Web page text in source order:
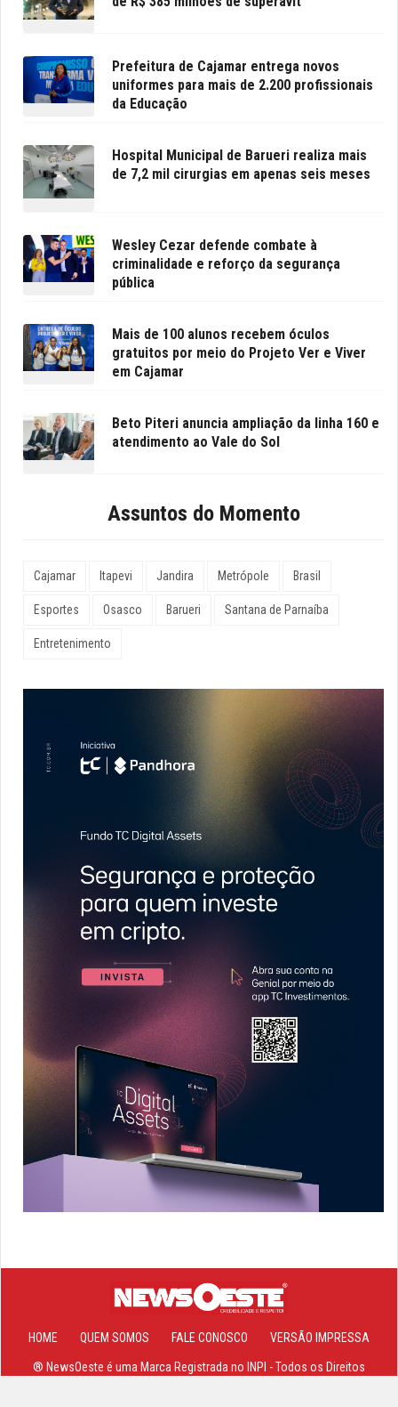
Prefeitura de Cajamar entrega novos
uniformes para mais de 2.200 profissionais
da Educação
Hospital Municipal de Barueri realiza mais
de 7,2 mil cirurgias em apenas seis meses
Wesley Cezar defende combate à
criminalidade e reforço da segurança
pública
Mais de 100 alunos recebem óculos
gratuitos por meio do Projeto Ver e Viver
em Cajamar
Beto Piteri anuncia ampliação da linha 160 e
atendimento ao Vale do Sol
Assuntos do Momento
Cajamar Itapevi Jandira Metrópole Brasil
Esportes Osasco Barueri Santana de Parnaíba
Entretenimento
HOME QUEM SOMOS FALE CONOSCO VERSÃO IMPRESSA
® NewsOeste é uma Marca Registrada no INPI - Todos os Direitos